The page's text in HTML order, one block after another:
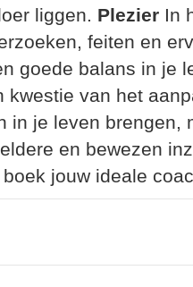
liggen. Plezier In
feiten en
goede balans in je
kwestie van het
in je leven brengen,
en bewezen
jouw ideale